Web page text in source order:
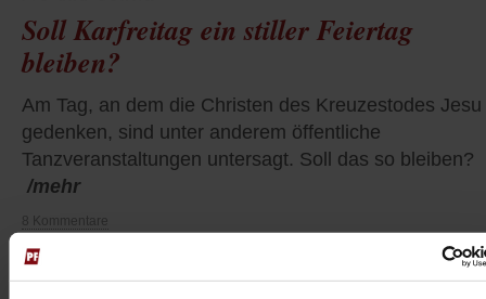
Soll Karfreitag ein stiller Feiertag
bleiben?
Am Tag, an dem die Christen des Kreuzestodes Jesu
gedenken, sind unter anderem öffentliche
Tanzveranstaltungen untersagt. Soll das so bleiben?
/mehr
8 Kommentare